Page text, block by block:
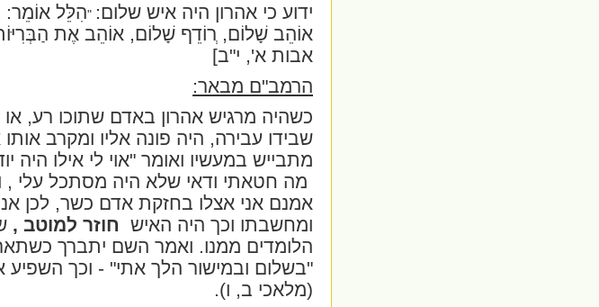
ידוע כי אהרון היה איש שלום: "הִלֵּל אוֹמֵר:
אוֹהֵב שָׁלוֹם, ְרוֹדֵף שָׁלוֹם, אוֹהֵב אֶת
אבות א', י"ב]
הרמב"ם מבאר:
כשהיה מרגיש אהרון באדם שתוכו רע, או
שבידו עבירה, היה פונה אליו ומקרב
מתבייש במעשיו ואומר "אוי לי אילו היה
מה חטאתי ודאי שלא היה מסתכל עלי ,
אמנם אני אצלו בחזקת אדם כשר, לכן
ומחשבתו וכך היה האיש חוזר למוטב ,
הלומדים ממנו. ואמר השם יתברך
"בשלום ובמישור הלך אתי" - וכך השפיע
(מלאכי ב, ו).